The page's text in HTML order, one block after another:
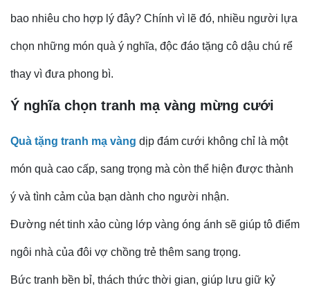
bao nhiêu cho hợp lý đây? Chính vì lẽ đó, nhiều người lựa
chọn những món quà ý nghĩa, độc đáo tặng cô dậu chú rể
thay vì đưa phong bì.
Ý nghĩa chọn tranh mạ vàng mừng cưới
Quà tặng tranh mạ vàng dịp đám cưới không chỉ là một
món quà cao cấp, sang trọng mà còn thể hiện được thành
ý và tình cảm của bạn dành cho người nhận.
Đường nét tinh xảo cùng lớp vàng óng ánh sẽ giúp tô điểm
ngôi nhà của đôi vợ chồng trẻ thêm sang trọng.
Bức tranh bền bỉ, thách thức thời gian, giúp lưu giữ kỷ